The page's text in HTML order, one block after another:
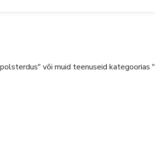
või muid teenuseid kategoorias